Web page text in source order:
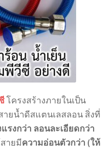
โครงสร้างภายในเป็น
ายน้ำดีสแตนเลสลอน สิ่งที่
รงกว่า ลอนละเอียดกว่า
ายมีความอ่อนตัวกว่า (ให้